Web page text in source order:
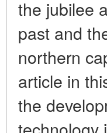
the jubilee
past and
northern
article in
the